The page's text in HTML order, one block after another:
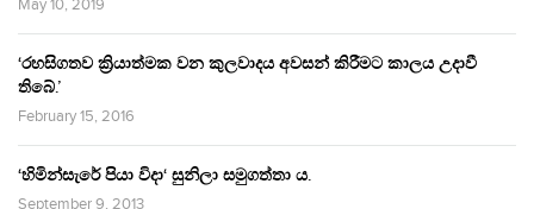
May 10, 2019
‘රහසිගතව ක්‍රියාත්මක වන කුලවාදය අවසන් කිරීමට කාලය උදාවී
තිබේ.’
February 15, 2016
‘හිමින්සැරේ පියා විදා‘ සුනිලා සමුගත්තා ය.
September 9, 2013